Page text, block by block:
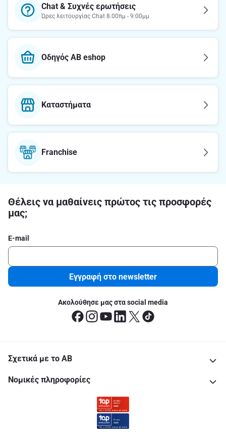
Chat & Συχνές ερωτήσεις
Ώρες λειτουργίας Chat 8.00πμ - 9.00μμ
Οδηγός AB eshop
Καταστήματα
Franchise
Θέλεις να μαθαίνεις πρώτος τις προσφορές
μας;
E-mail
Εγγραφή στο newsletter
Ακολούθησε μας στα social media
Σχετικά με το ΑΒ
Νομικές πληροφορίες